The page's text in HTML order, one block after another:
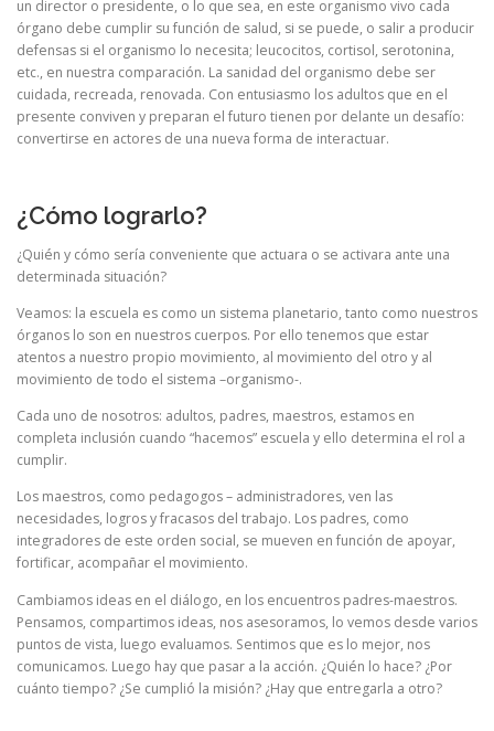
un director o presidente, o lo que sea, en este organismo vivo cada
órgano debe cumplir su función de salud, si se puede, o salir a producir
defensas si el organismo lo necesita; leucocitos, cortisol, serotonina,
etc., en nuestra comparación. La sanidad del organismo debe ser
cuidada, recreada, renovada. Con entusiasmo los adultos que en el
presente conviven y preparan el futuro tienen por delante un desafío:
convertirse en actores de una nueva forma de interactuar.
¿Cómo lograrlo?
¿Quién y cómo sería conveniente que actuara o se activara ante una
determinada situación?
Veamos: la escuela es como un sistema planetario, tanto como nuestros
órganos lo son en nuestros cuerpos. Por ello tenemos que estar
atentos a nuestro propio movimiento, al movimiento del otro y al
movimiento de todo el sistema –organismo-.
Cada uno de nosotros: adultos, padres, maestros, estamos en
completa inclusión cuando “hacemos” escuela y ello determina el rol a
cumplir.
Los maestros, como pedagogos – administradores, ven las
necesidades, logros y fracasos del trabajo. Los padres, como
integradores de este orden social, se mueven en función de apoyar,
fortificar, acompañar el movimiento.
Cambiamos ideas en el diálogo, en los encuentros padres-maestros.
Pensamos, compartimos ideas, nos asesoramos, lo vemos desde varios
puntos de vista, luego evaluamos. Sentimos que es lo mejor, nos
comunicamos. Luego hay que pasar a la acción. ¿Quién lo hace? ¿Por
cuánto tiempo? ¿Se cumplió la misión? ¿Hay que entregarla a otro?